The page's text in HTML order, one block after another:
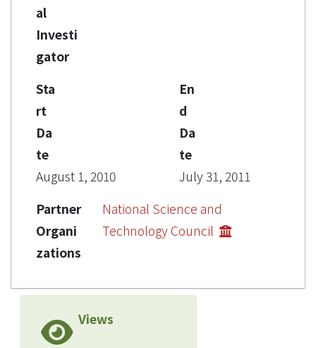
al
Investi
gator
Sta
rt
Da
te
August 1, 2010
En
d
Da
te
July 31, 2011
Partner
Organi
zations
National Science and
Technology Council
Views